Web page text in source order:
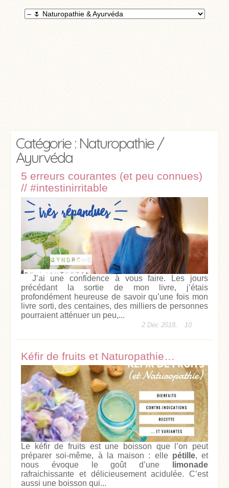
Catégorie : Naturopathie /
Ayurvéda
5 erreurs courantes (et peu connues)
// #intestinirritable
J’ai une confidence à vous faire. Les jours
précédant la sortie de mon livre, j’étais
profondément heureuse de savoir qu’une fois mon
livre sorti, des centaines, des milliers de personnes
pourraient atténuer un peu,...
2 Déc 2018, 10
Kéfir de fruits et Naturopathie…
Le kéfir de fruits est une boisson que l’on peut
préparer soi-même, à la maison : elle pétille, et
nous évoque le goût d’une
limonade
rafraichissante et délicieusement acidulée. C’est
aussi une boisson qui...